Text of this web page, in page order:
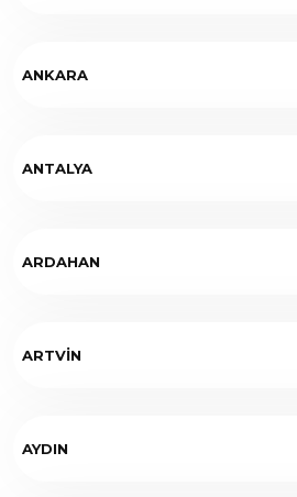
ANKARA
ANTALYA
ARDAHAN
ARTVİN
AYDIN